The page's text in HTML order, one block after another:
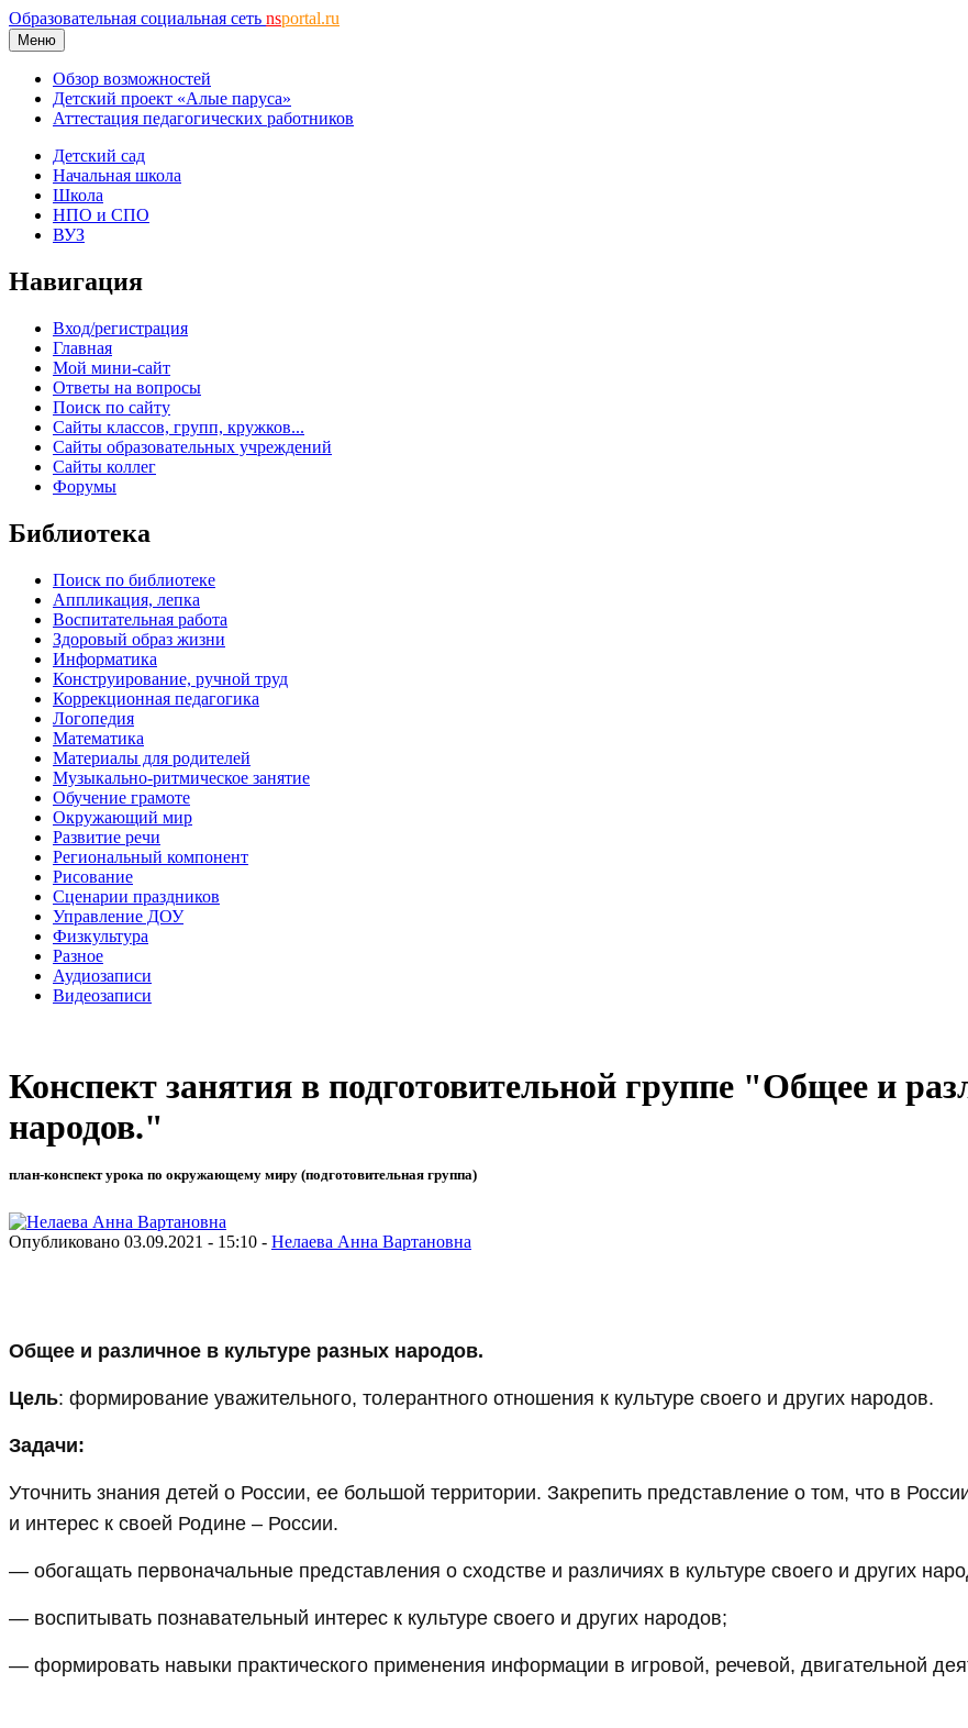
Образовательная социальная сеть nsportal.ru
Меню
Обзор возможностей
Детский проект «Алые паруса»
Аттестация педагогических работников
Детский сад
Начальная школа
Школа
НПО и СПО
ВУЗ
Навигация
Вход/регистрация
Главная
Мой мини-сайт
Ответы на вопросы
Поиск по сайту
Сайты классов, групп, кружков...
Сайты образовательных учреждений
Сайты коллег
Форумы
Библиотека
Поиск по библиотеке
Аппликация, лепка
Воспитательная работа
Здоровый образ жизни
Информатика
Конструирование, ручной труд
Коррекционная педагогика
Логопедия
Математика
Материалы для родителей
Музыкально-ритмическое занятие
Обучение грамоте
Окружающий мир
Развитие речи
Региональный компонент
Рисование
Сценарии праздников
Управление ДОУ
Физкультура
Разное
Аудиозаписи
Видеозаписи
Конспект занятия в подготовительной группе "Общее и
народов."
план-конспект урока по окружающему миру (подготовительная группа)
Опубликовано 03.09.2021 - 15:10 - Нелаева Анна Вартановна
Общее и различное в культуре разных народов.
Цель: формирование уважительного, толерантного отношения к культуре своего и других народов.
Задачи:
Уточнить знания детей о России, ее большой территории. Закрепить представление о том, что в
и интерес к своей Родине – России.
— обогащать первоначальные представления о сходстве и различиях в культуре своего и других
— воспитывать познавательный интерес к культуре своего и других народов;
— формировать навыки практического применения информации в игровой, речевой, двигательной